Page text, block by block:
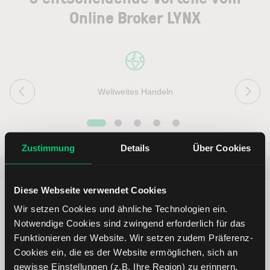
Zustimmung Details Über Cookies
Diese Webseite verwendet Cookies
Wir setzen Cookies und ähnliche Technologien ein.
Notwendige Cookies sind zwingend erforderlich für das
Funktionieren der Website. Wir setzen zudem Präferenz-
Cookies ein, die es der Website ermöglichen, sich an
gewisse Einstellungen (z.B. Ihre Region) zu erinnern.
Online Broker LYNX
Weltweites Handeln
Beliebt
Immer up to date – mit unseren